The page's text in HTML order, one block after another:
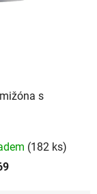
s
(182 ks)